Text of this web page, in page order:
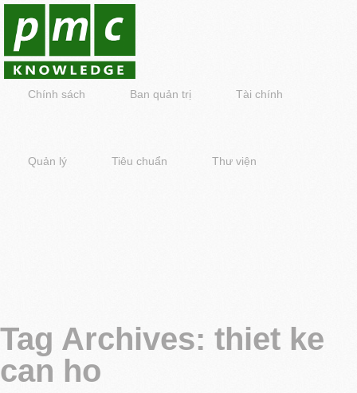
Chính sách Ban quản trị Tài chính
Quản lý Tiêu chuẩn Thư viện
Tag Archives: thiet ke
can ho